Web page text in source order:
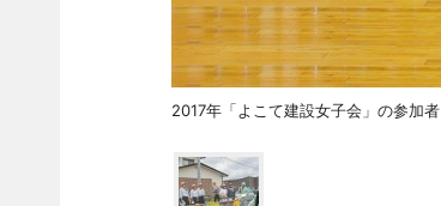
2017年「よこて建設女子会」の参加者